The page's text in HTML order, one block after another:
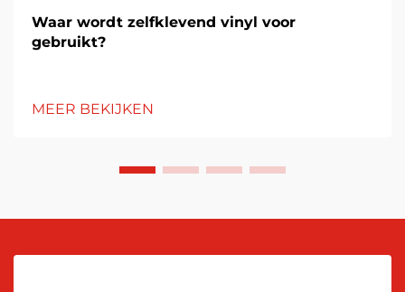
Waar wordt zelfklevend vinyl voor
gebruikt?
MEER BEKIJKEN